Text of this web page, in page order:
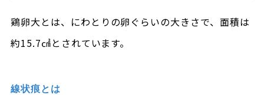
鶏卵大とは、にわとりの卵ぐらいの大きさで、面積は
約15.7㎠とされています。
線状痕とは